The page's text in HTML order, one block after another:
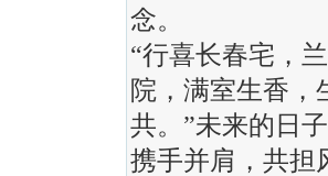
念。
“行喜长春宅，
院，满室生香，
共。”未来的日
携手并肩，共担